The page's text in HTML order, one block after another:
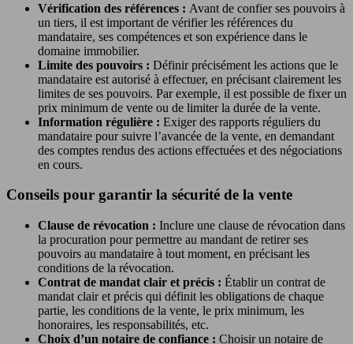
Vérification des références : Avant de confier ses pouvoirs à
un tiers, il est important de vérifier les références du
mandataire, ses compétences et son expérience dans le
domaine immobilier.
Limite des pouvoirs : Définir précisément les actions que le
mandataire est autorisé à effectuer, en précisant clairement les
limites de ses pouvoirs. Par exemple, il est possible de fixer un
prix minimum de vente ou de limiter la durée de la vente.
Information régulière : Exiger des rapports réguliers du
mandataire pour suivre l’avancée de la vente, en demandant
des comptes rendus des actions effectuées et des négociations
en cours.
Conseils pour garantir la sécurité de la vente
Clause de révocation : Inclure une clause de révocation dans
la procuration pour permettre au mandant de retirer ses
pouvoirs au mandataire à tout moment, en précisant les
conditions de la révocation.
Contrat de mandat clair et précis : Établir un contrat de
mandat clair et précis qui définit les obligations de chaque
partie, les conditions de la vente, le prix minimum, les
honoraires, les responsabilités, etc.
Choix d’un notaire de confiance : Choisir un notaire de